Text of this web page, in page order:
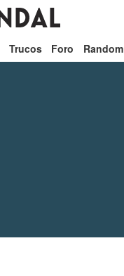
Trucos Foro Random